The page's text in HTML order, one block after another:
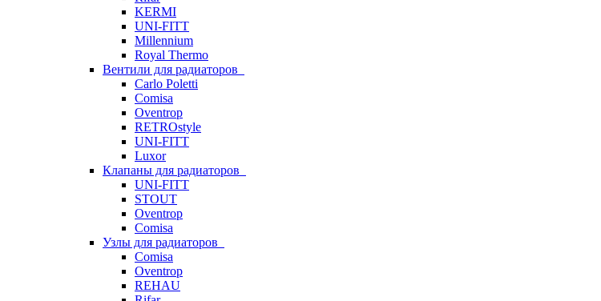
KERMI
UNI-FITT
Millennium
Royal Thermo
Вентили для радиаторов
Carlo Poletti
Comisa
Oventrop
RETROstyle
UNI-FITT
Luxor
Клапаны для радиаторов
UNI-FITT
STOUT
Oventrop
Comisa
Узлы для радиаторов
Comisa
Oventrop
REHAU